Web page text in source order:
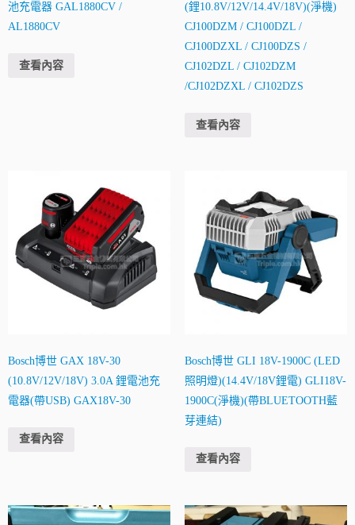
池充電器 GAL1880CV /
AL1880CV
查看內容
(鋰10.8V/12V/14.4V/18V)(淨機)
CJ100DZM / CJ100DZL /
CJ100DZXL / CJ100DZS /
CJ102DZL / CJ102DZM
/CJ102DZXL / CJ102DZS
查看內容
Bosch博世 GAX 18V-30
(10.8V/12V/18V) 3.0A 鋰電池充
電器(帶USB) GAX18V-30
查看內容
Bosch博世 GLI 18V-1900C (LED
照明燈)(14.4V/18V鋰電) GLI18V-
1900C(淨機)(帶BLUETOOTH藍
芽連結)
查看內容